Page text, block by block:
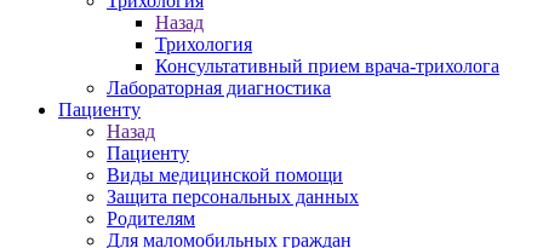
Назад
Трихология
Консультативный прием врача-трихолога
Лабораторная диагностика
Пациенту
Назад
Пациенту
Виды медицинской помощи
Защита персональных данных
Родителям
Для маломобильных граждан